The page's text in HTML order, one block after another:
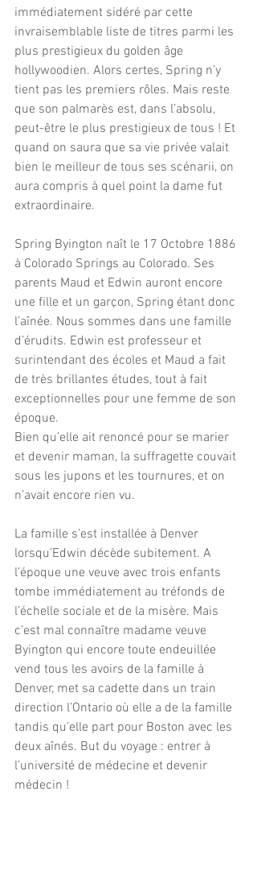
immédiatement sidéré par cette
invraisemblable liste de titres parmi les
plus prestigieux du golden âge
hollywoodien. Alors certes, Spring n’y
tient pas les premiers rôles. Mais reste
que son palmarès est, dans l’absolu,
peut-être le plus prestigieux de tous ! Et
quand on saura que sa vie privée valait
bien le meilleur de tous ses scénarii, on
aura compris à quel point la dame fut
extraordinaire.
Spring Byington naît le 17 Octobre 1886
à Colorado Springs au Colorado. Ses
parents Maud et Edwin auront encore
une fille et un garçon, Spring étant donc
l’aînée. Nous sommes dans une famille
d’érudits. Edwin est professeur et
surintendant des écoles et Maud a fait
de très brillantes études, tout à fait
exceptionnelles pour une femme de son
époque.
Bien qu’elle ait renoncé pour se marier
et devenir maman, la suffragette couvait
sous les jupons et les tournures, et on
n’avait encore rien vu.
La famille s’est installée à Denver
lorsqu’Edwin décède subitement. A
l’époque une veuve avec trois enfants
tombe immédiatement au tréfonds de
l’échelle sociale et de la misère. Mais
c’est mal connaître madame veuve
Byington qui encore toute endeuillée
vend tous les avoirs de la famille à
Denver, met sa cadette dans un train
direction l’Ontario où elle a de la famille
tandis qu’elle part pour Boston avec les
deux aînés. But du voyage : entrer à
l’université de médecine et devenir
médecin !